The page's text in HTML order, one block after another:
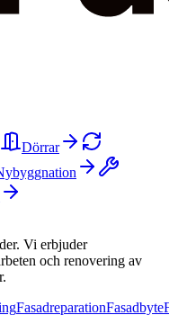
Dörrar
Vi erbjuder
och renovering av
FasadreparationFasadbyte